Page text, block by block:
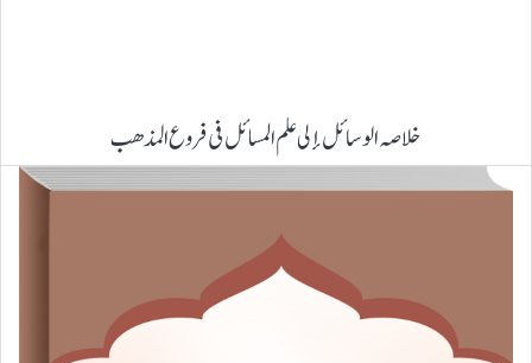
خلاصہ الوسائل إلی علم المسائل فی فروع المذھب